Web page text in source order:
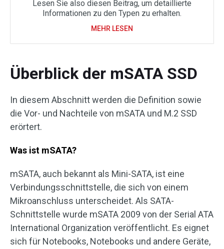
Lesen Sie also diesen Beitrag, um detaillierte
Informationen zu den Typen zu erhalten.
MEHR LESEN
Überblick der mSATA SSD
In diesem Abschnitt werden die Definition sowie
die Vor- und Nachteile von mSATA und M.2 SSD
erörtert.
Was ist mSATA?
mSATA, auch bekannt als Mini-SATA, ist eine
Verbindungsschnittstelle, die sich von einem
Mikroanschluss unterscheidet. Als SATA-
Schnittstelle wurde mSATA 2009 von der Serial ATA
International Organization veröffentlicht. Es eignet
sich für Notebooks, Notebooks und andere Geräte,